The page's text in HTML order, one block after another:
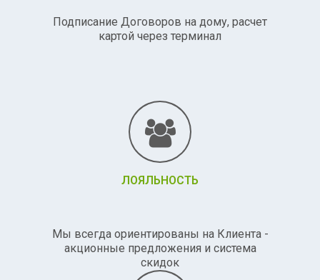
Подписание Договоров на дому, расчет
картой через терминал
ЛОЯЛЬНОСТЬ
Мы всегда ориентированы на Клиента -
акционные предложения и система
скидок